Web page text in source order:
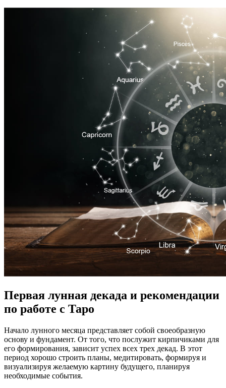
Первая лунная декада и рекомендации
по работе с Таро
Начало лунного месяца представляет собой своеобразную
основу и фундамент. От того, что послужит кирпичиками для
его формирования, зависит успех всех трех декад. В этот
период хорошо строить планы, медитировать, формируя и
визуализируя желаемую картину будущего, планируя
необходимые события.